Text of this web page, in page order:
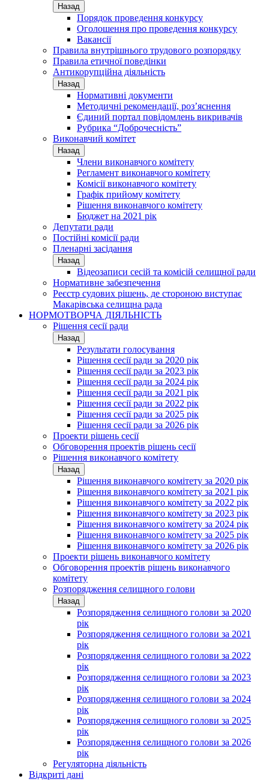
Назад
Порядок проведення конкурсу
Оголошення про проведення конкурсу
Вакансії
Правила внутрішнього трудового розпорядку
Правила етичної поведінки
Антикорупційна діяльність
Назад
Нормативні документи
Методичні рекомендації, роз’яснення
Єдиний портал повідомлень викривачів
Рубрика “Доброчесність”
Виконавчий комітет
Назад
Члени виконавчого комітету
Регламент виконавчого комітету
Комісії виконавчого комітету
Графік прийому комітету
Рішення виконавчого комітету
Бюджет на 2021 рік
Депутати ради
Постійні комісії ради
Пленарні засідання
Назад
Відеозаписи сесій та комісій селищної ради
Нормативне забезпечення
Реєстр судових рішень, де стороною виступає
Макарівська селищна рада
НОРМОТВОРЧА ДІЯЛЬНІСТЬ
Рішення сесії ради
Назад
Результати голосування
Рішення сесії ради за 2020 рік
Рішення сесії ради за 2023 рік
Рішення сесії ради за 2024 рік
Рішення сесії ради за 2021 рік
Рішення сесії ради за 2022 рік
Рішення сесії ради за 2025 рік
Рішення сесії ради за 2026 рік
Проекти рішень сесії
Обговорення проектів рішень сесії
Рішення виконавчого комітету
Назад
Рішення виконавчого комітету за 2020 рік
Рішення виконавчого комітету за 2021 рік
Рішення виконавчого комітету за 2022 рік
Рішення виконавчого комітету за 2023 рік
Рішення виконавчого комітету за 2024 рік
Рішення виконавчого комітету за 2025 рік
Рішення виконавчого комітету за 2026 рік
Проекти рішень виконавчого комітету
Обговорення проектів рішень виконавчого
комітету
Розпорядження селищного голови
Назад
Розпорядження селищного голови за 2020
рік
Розпорядження селищного голови за 2021
рік
Розпорядження селищного голови за 2022
рік
Розпорядження селищного голови за 2023
рік
Розпорядження селищного голови за 2024
рік
Розпорядження селищного голови за 2025
рік
Розпорядження селищного голови за 2026
рік
Регуляторна діяльність
Відкриті дані